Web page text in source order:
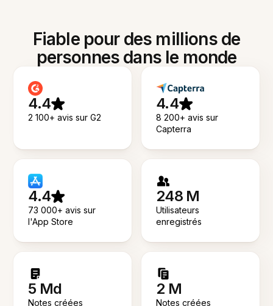
Fiable pour des millions de
personnes dans le monde
4.4
2 100+ avis sur G2
4.4
8 200+ avis sur
Capterra
4.4
73 000+ avis sur
l'App Store
248 M
Utilisateurs
enregistrés
5 Md
Notes créées
2 M
Notes créées